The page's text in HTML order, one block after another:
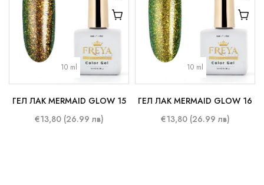
10 ml
ГЕЛ ЛАК MERMAID GLOW 15
€13,80 (26.99 лв)
10 ml
ГЕЛ ЛАК MERMAID GLOW 16
€13,80 (26.99 лв)